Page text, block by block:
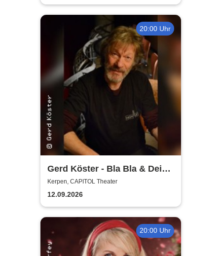
20:00 Uhr
Gerd Köster - Bla Bla & Dei
Dei
Kerpen, CAPITOL Theater
12.09.2026
20:00 Uhr